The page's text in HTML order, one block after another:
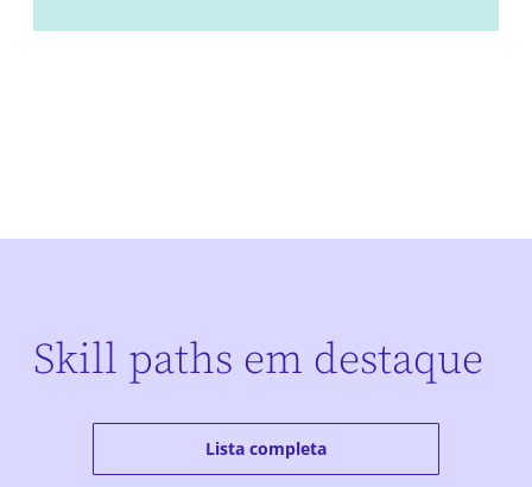
Skill paths em destaque
Lista completa